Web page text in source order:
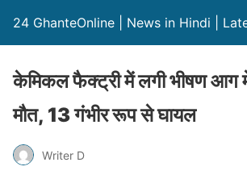
24 GhanteOnline | News in Hindi |
केमिकल फैक्ट्री में लगी भीषण आग
मौत, 13 गंभीर रूप से घायल
Writer D